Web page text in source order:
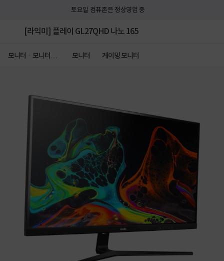
토요일 컴퓨존은 정상영업 중
[라익미] 플레이 GL27QHD 나노 165
모니터ㆍ모니터주
모니터 게이밍 모니터